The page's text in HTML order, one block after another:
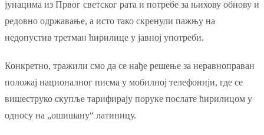
јунацима из Првог светског рата и потребе за њихову обнову и
редовно одржавање, а исто тако скренули пажњу на
недопустив третман ћирилице у јавној употреби.
Конкретно, тражили смо да се нађе решење за неравноправан
положај националног писма у мобилној телефонији, где се
вишеструко скупље тарифирају поруке послате ћирилицом у
односу на „ошишану“ латиницу.